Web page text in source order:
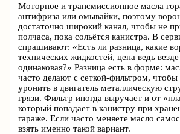
Моторное и трансмиссионное масла
антифриза или омывайки, поэтому
достаточно широкий канал, чтобы не
полчаса, пока сольётся канистра. В
спрашивают: «Есть ли разница, какие
технических жидкостей, цена ведь
одинаковая?» Разница есть в форме:
часто делают с сеткой-фильтром, чтобы
уронить в двигатель металлическую
грязи. Фильтр иногда выручает и от
который попадает в канистру при
гараже. Если часто меняете масло
взять именно такой вариант.